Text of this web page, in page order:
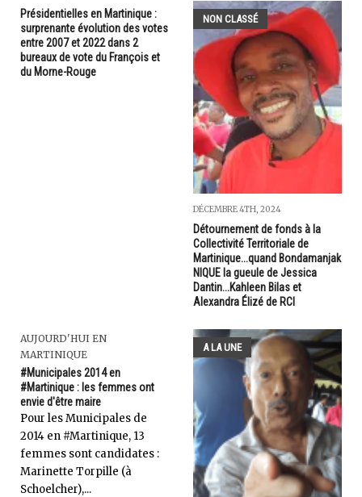
Présidentielles en Martinique :
surprenante évolution des votes
entre 2007 et 2022 dans 2
bureaux de vote du François et
du Morne-Rouge
NON CLASSÉ
DÉCEMBRE 4TH, 2024
Détournement de fonds à la
Collectivité Territoriale de
Martinique...quand Bondamanjak
NIQUE la gueule de Jessica
Dantin...Kahleen Bilas et
Alexandra Élizé de RCI
AUJOURD'HUI EN
MARTINIQUE
#Municipales 2014 en
#Martinique : les femmes ont
envie d'être maire
Pour les Municipales de
2014 en #Martinique, 13
femmes sont candidates :
Marinette Torpille (à
Schoelcher),...
A LA UNE